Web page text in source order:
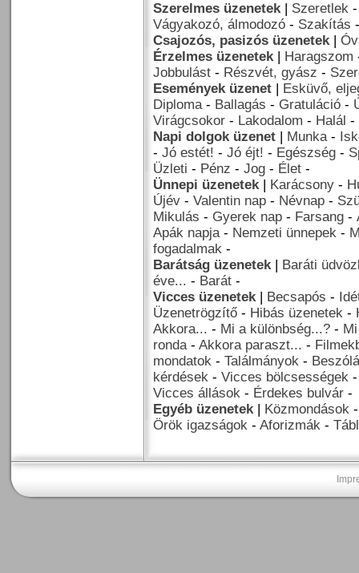
Szerelmes üzenetek| Szeretlek
Vágyakozó, álmodozó - Szakítás
Csajozós, pasizós üzenetek|
Érzelmes üzenetek| Haragszom
Jobbulást - Részvét, gyász -
Események üzenet | Esküvő,
Diploma- Ballagás - Gratuláció -
Virágcsokor - Lakodalom - Halál -
Napi dolgok üzenet | Munka-
- Jó estét! - Jó éjt! - Egészség -
Üzleti - Pénz - Jog - Élet -
Ünnepi üzenetek| Karácsony -
Újév - Valentin nap - Névnap -
Mikulás - Gyerek nap - Farsang -
Apák napja- Nemzeti ünnepek -
fogadalmak -
Barátság üzenetek| Baráti
éve... - Barát -
Vicces üzenetek| Becsapós -
Üzenetrögzítő - Hibás üzenetek -
Akkora... - Mi a különbség...? -
ronda- Akkora paraszt... -
mondatok - Találmányok -
kérdések - Vicces bölcsességek
Vicces állások - Érdekes bulvár -
Egyéb üzenetek| Közmondások
Örök igazságok - Aforizmák -